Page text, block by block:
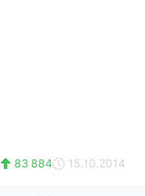
83 884 15.10.2014